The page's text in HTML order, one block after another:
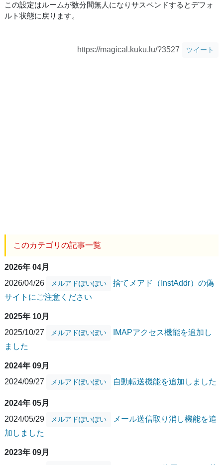
この設定はルームが数分間無人になりサスペンドするとデフォ
ルト状態に戻ります。
https://magical.kuku.lu/?3527 ツイート
このカテゴリの記事一覧
2026年 04月
2026/04/26
メルアドぽいぽい
捨てメアド（InstAddr）の偽
サイトにご注意ください
2025年 10月
2025/10/27
メルアドぽいぽい
IMAPアクセス機能を追加し
ました
2024年 09月
2024/09/27
メルアドぽいぽい 自動転送機能を追加しました
2024年 05月
2024/05/29
メルアドぽいぽい
メール送信取り消し機能を追
加しました
2023年 09月